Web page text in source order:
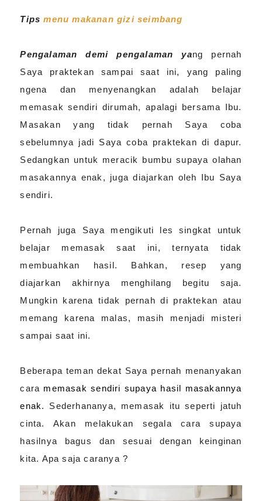
Tipsmenu makanan gizi seimbang
Pengalaman demi pengalaman yang pernah
Saya praktekan sampai saat ini, yang paling
ngena dan menyenangkan adalah belajar
memasak sendiri dirumah, apalagi bersama Ibu.
Masakan yang tidak pernah Saya coba
sebelumnya jadi Saya coba praktekan di dapur.
Sedangkan untuk meracik bumbu supaya olahan
masakannya enak, juga diajarkan oleh Ibu Saya
sendiri.
Pernah juga Saya mengikuti les singkat untuk
belajar memasak saat ini, ternyata tidak
membuahkan hasil. Bahkan, resep yang
diajarkan akhirnya menghilang begitu saja.
Mungkin karena tidak pernah di praktekan atau
memang karena malas, masih menjadi misteri
sampai saat ini.
Beberapa teman dekat Saya pernah menanyakan
cara memasak sendiri supaya hasil masakannya
enak. Sederhananya, memasak itu seperti jatuh
cinta. Akan melakukan segala cara supaya
hasilnya bagus dan sesuai dengan keinginan
kita. Apa saja caranya ?